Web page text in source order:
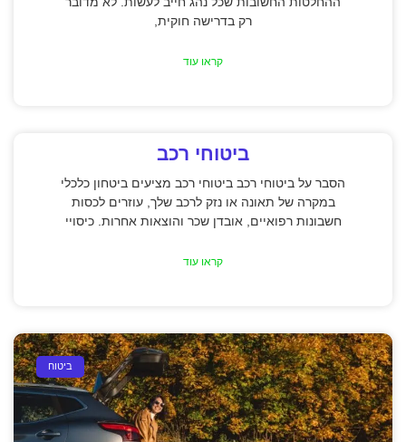
רק בדרישה חוקית,
קראו עוד
ביטוחי רכב
הסבר על ביטוחי רכב ביטוחי רכב מציעים ביטחון כלכלי
במקרה של תאונה או נזק לרכב שלך, עוזרים לכסות
חשבונות רפואיים, אובדן שכר והוצאות אחרות. כיסויי
קראו עוד
ביטוח